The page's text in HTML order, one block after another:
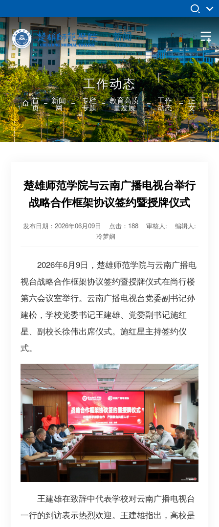
工作动态
首
页
新闻
网
专栏
专题
教育高质
量发展
工作
动态
正
文
楚雄师范学院与云南广播电视台举行
战略合作框架协议签约暨授牌仪式
发布日期：2026年06月09日 点击： 188 审核人: 编辑人:
冷梦娴
2026年6月9日，楚雄师范学院与云南广播电
视台战略合作框架协议签约暨授牌仪式在尚行楼
第六会议室举行。云南广播电视台党委副书记孙
建松，学校党委书记王建雄、党委副书记施红
星、副校长徐伟出席仪式。施红星主持签约仪
式。
王建雄在致辞中代表学校对云南广播电视台
一行的到访表示热烈欢迎。王建雄指出，高校是